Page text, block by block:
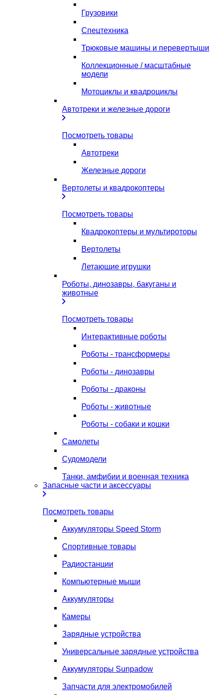
Грузовики
Спецтехника
Трюковые машины и перевертыши
Коллекционные / масштабные
модели
Мотоциклы и квадроциклы
Автотреки и железные дороги
Посмотреть товары
Автотреки
Железные дороги
Вертолеты и квадрокоптеры
Посмотреть товары
Квадрокоптеры и мультироторы
Вертолеты
Летающие игрушки
Роботы, динозавры, бакуганы и
животные
Посмотреть товары
Интерактивные роботы
Роботы - трансформеры
Роботы - динозавры
Роботы - драконы
Роботы - животные
Роботы - собаки и кошки
Самолеты
Судомодели
Танки, амфибии и военная техника
Запасные части и аксессуары
Посмотреть товары
Аккумуляторы Speed Storm
Спортивные товары
Радиостанции
Компьютерные мыши
Аккумуляторы
Камеры
Зарядные устройства
Универсальные зарядные устройства
Аккумуляторы Sunpadow
Запчасти для электромобилей